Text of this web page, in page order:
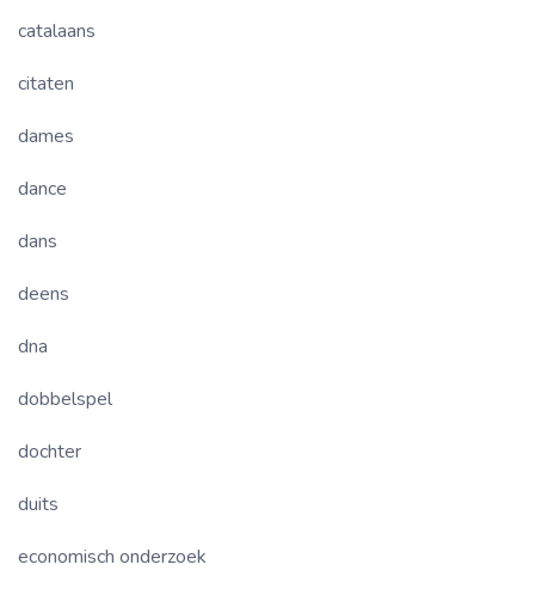
catalaans
citaten
dames
dance
dans
deens
dna
dobbelspel
dochter
duits
economisch onderzoek